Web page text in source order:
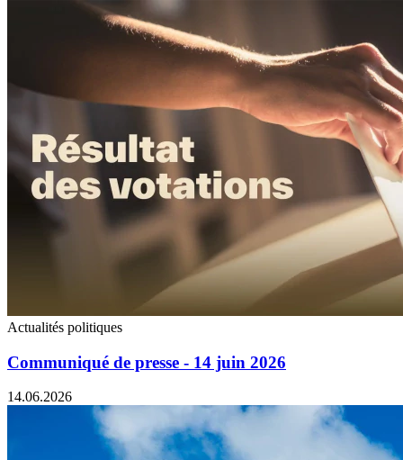
Actualités politiques
Communiqué de presse - 14 juin 2026
14.06.2026